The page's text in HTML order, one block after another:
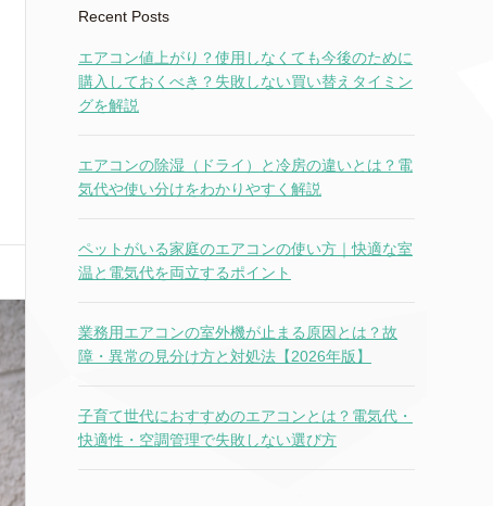
Recent Posts
エアコン値上がり？使用しなくても今後のために
購入しておくべき？失敗しない買い替えタイミン
グを解説
エアコンの除湿（ドライ）と冷房の違いとは？電
気代や使い分けをわかりやすく解説
ペットがいる家庭のエアコンの使い方｜快適な室
温と電気代を両立するポイント
業務用エアコンの室外機が止まる原因とは？故
障・異常の見分け方と対処法【2026年版】
子育て世代におすすめのエアコンとは？電気代・
快適性・空調管理で失敗しない選び方